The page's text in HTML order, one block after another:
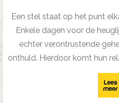
Een stel staat op het punt
Enkele dagen voor de
echter verontrustende
onthuld. Hierdoor komt hun